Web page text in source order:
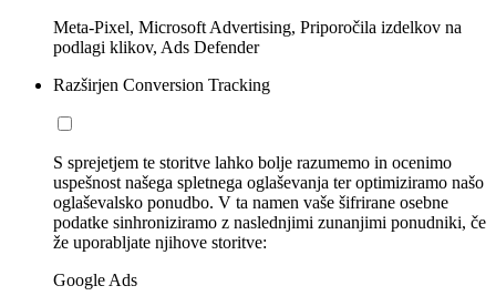
Meta-Pixel, Microsoft Advertising, Priporočila izdelkov na
podlagi klikov, Ads Defender
Razširjen Conversion Tracking
S sprejetjem te storitve lahko bolje razumemo in ocenimo
uspešnost našega spletnega oglaševanja ter optimiziramo našo
oglaševalsko ponudbo. V ta namen vaše šifrirane osebne
podatke sinhroniziramo z naslednjimi zunanjimi ponudniki, če
že uporabljate njihove storitve:
Google Ads